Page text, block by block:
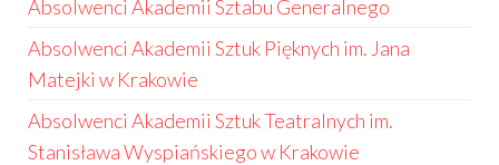
Absolwenci Akademii Sztabu Generalnego
Absolwenci Akademii Sztuk Pięknych im. Jana
Matejki w Krakowie
Absolwenci Akademii Sztuk Teatralnych im.
Stanisława Wyspiańskiego w Krakowie